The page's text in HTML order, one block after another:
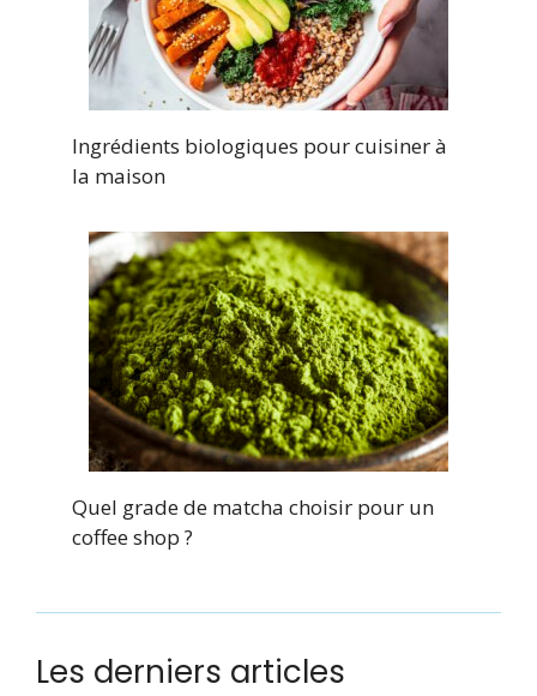
Ingrédients biologiques pour cuisiner à
la maison
Quel grade de matcha choisir pour un
coffee shop ?
Les derniers articles